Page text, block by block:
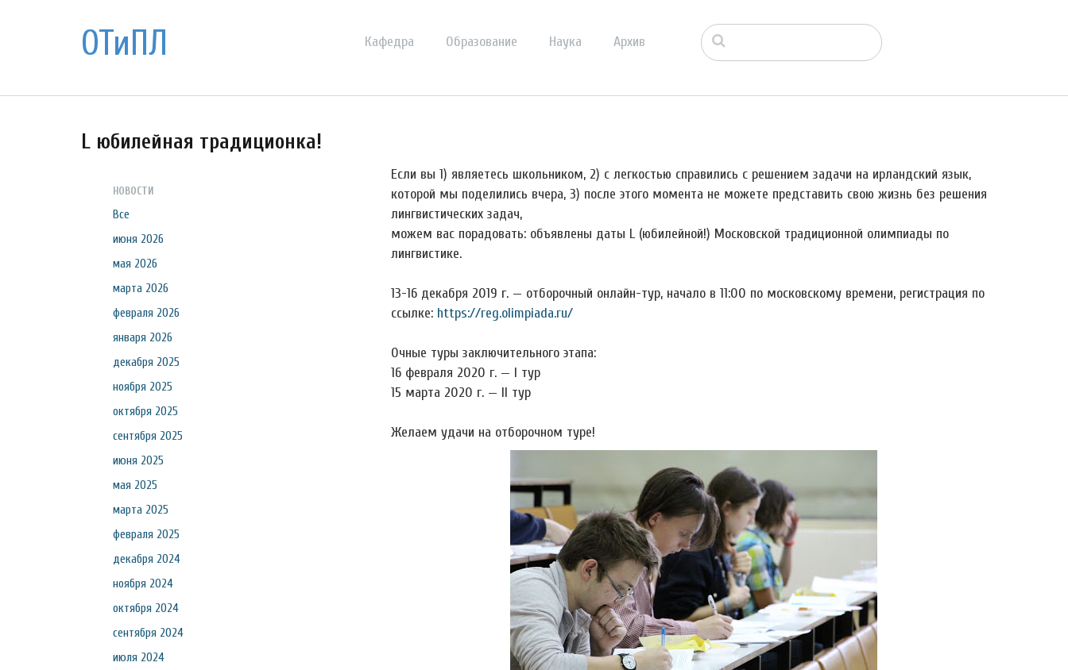
ОТиПЛ Кафедра Образование Наука Архив
L юбилейная традиционка!
НОВОСТИ
Все
июня 2026
мая 2026
марта 2026
февраля 2026
января 2026
декабря 2025
ноября 2025
октября 2025
сентября 2025
июня 2025
мая 2025
марта 2025
февраля 2025
декабря 2024
ноября 2024
октября 2024
сентября 2024
июля 2024
Если вы 1) являетесь школьником, 2) с легкостью справились с решением задачи на ирландский язык,
которой мы поделились вчера, 3) после этого момента не можете представить свою жизнь без решения
лингвистических задач,
можем вас порадовать: объявлены даты L (юбилейной!) Московской традиционной олимпиады по
лингвистике.
13-16 декабря 2019 г. — отборочный онлайн-тур, начало в 11:00 по московскому времени, регистрация по
ссылке: https://reg.olimpiada.ru/
Очные туры заключительного этапа:
16 февраля 2020 г. — I тур
15 марта 2020 г. — II тур
Желаем удачи на отборочном туре!